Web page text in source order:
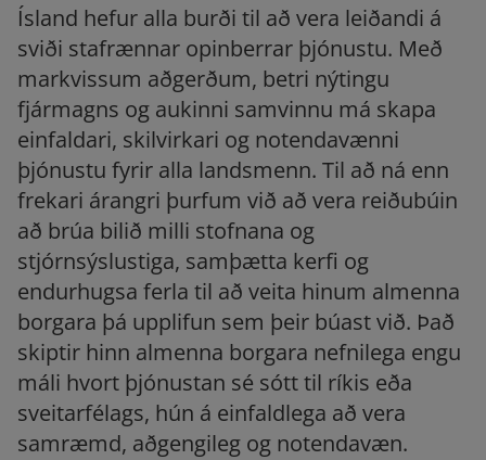
e
w
a
b
e
w
a
b
Ísland hefur alla burði til að vera leiðandi á
sviði stafrænnar opinberrar þjónustu. Með
markvissum aðgerðum, betri nýtingu
fjármagns og aukinni samvinnu má skapa
einfaldari, skilvirkari og notendavænni
þjónustu fyrir alla landsmenn. Til að ná enn
frekari árangri þurfum við að vera reiðubúin
að brúa bilið milli stofnana og
stjórnsýslustiga, samþætta kerfi og
endurhugsa ferla til að veita hinum almenna
borgara þá upplifun sem þeir búast við. Það
skiptir hinn almenna borgara nefnilega engu
máli hvort þjónustan sé sótt til ríkis eða
sveitarfélags, hún á einfaldlega að vera
samræmd, aðgengileg og notendavæn.